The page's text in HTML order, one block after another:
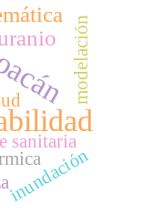
sanitaria
inundación
modelación